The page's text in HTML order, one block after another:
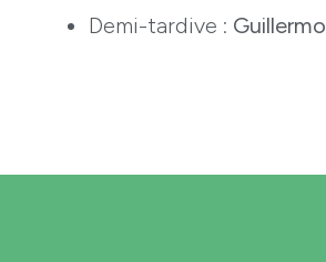
Demi-tardive : Guillermo